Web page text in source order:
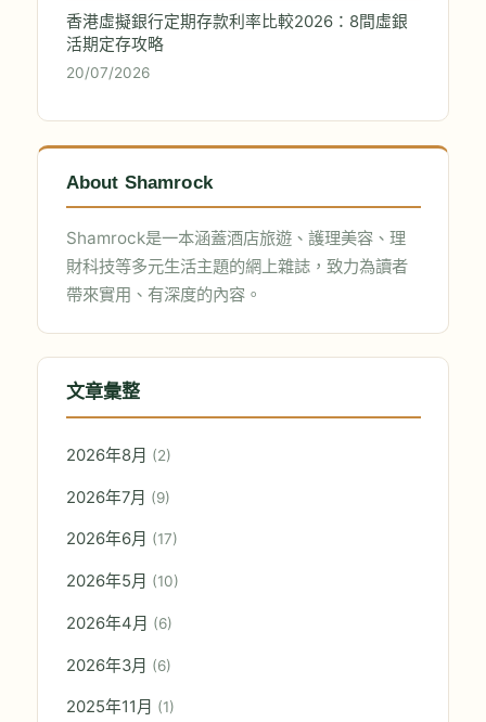
香港虛擬銀行定期存款利率比較2026：8間虛銀
活期定存攻略
20/07/2026
About Shamrock
Shamrock是一本涵蓋酒店旅遊、護理美容、理
財科技等多元生活主題的網上雜誌，致力為讀者
帶來實用、有深度的內容。
文章彙整
2026年8月 (2)
2026年7月 (9)
2026年6月 (17)
2026年5月 (10)
2026年4月 (6)
2026年3月 (6)
2025年11月 (1)